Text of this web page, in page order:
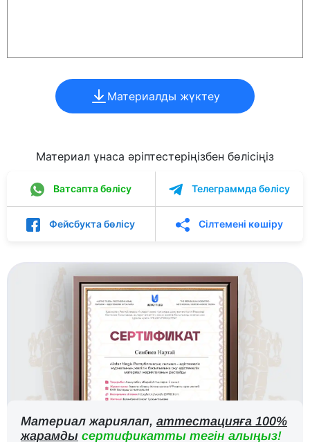
Материалды жүктеу
Материал ұнаса әріптестеріңізбен бөлісіңіз
Ватсапта бөлісу Телеграммда бөлісу
Фейсбукта бөлісу Сілтемені көшіру
Материал жариялап, аттестацияға 100%
жарамды сертификатты тегін алыңыз!